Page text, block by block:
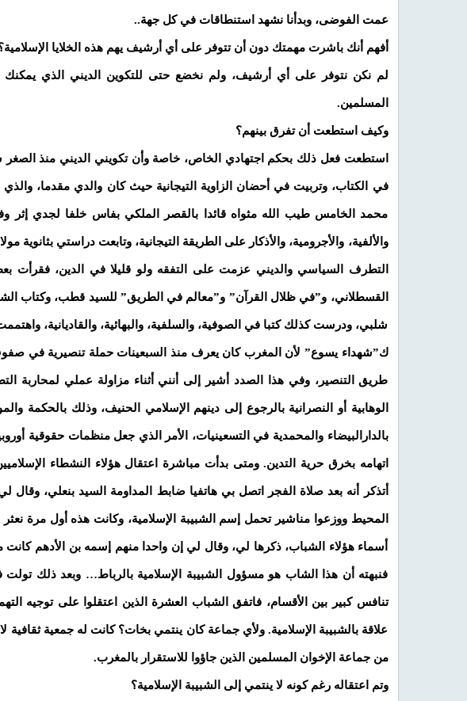
عمت الفوضى، وبدأنا نشهد استنطاقات في كل جهة..
أفهم أنك باشرت مهمتك دون أن تتوفر على أي أرشيف يهم هذه الخلايا
لم نكن نتوفر على أي أرشيف، ولم نخضع حتى للتكوين الديني الذي يمكنك
المسلمين.
وكيف استطعت أن تفرق بينهم؟
استطعت فعل ذلك بحكم اجتهادي الخاص، خاصة وأن تكويني الديني منذ
في الكتاب، وتربيت في أحضان الزاوية التيجانية حيث كان والدي مقدما،
محمد الخامس طيب الله مثواه قائدا بالقصر الملكي بفاس خلفا لجدي إثر
والألفية، والأجرومية، والأذكار على الطريقة التيجانية، وتابعت دراستي
التطرف السياسي والديني عزمت على التفقه ولو قليلا في الدين،
القسطلاني، و”في ظلال القرآن” و”معالم في الطريق” للسيد قطب، وكتاب
شلبي، ودرست كذلك كتبا في الصوفية، والسلفية، والبهائية، والقاديانية،
ك”شهداء يسوع” لأن المغرب كان يعرف منذ السبعينات حملة تنصيرية في
طريق التنصير، وفي هذا الصدد أشير إلى أنني أثناء مزاولة عملي لمحاربة
الوهابية أو النصرانية بالرجوع إلى دينهم الإسلامي الحنيف، وذلك بالحكمة
بالدارالبيضاء والمحمدية في التسعينيات، الأمر الذي جعل منظمات حقوقية
أتذكر أنه بعد صلاة الفجر اتصل بي هاتفيا ضابط المداومة السيد بنعلي،
المحيط ووزعوا مناشير تحمل إسم الشبيبة الإسلامية، وكانت هذه أول مرة
أسماء هؤلاء الشباب، ذكرها لي، وقال لي إن واحدا منهم إسمه بن الأدهم كانت
فنبهته أن هذا الشاب هو مسؤول الشبيبة الإسلامية بالرباط… وبعد ذلك
تنافس كبير بين الأقسام، فاتفق الشباب العشرة الذين اعتقلوا على توجيه
علاقة بالشبيبة الإسلامية. ولأي جماعة كان ينتمي بخات؟ كانت له جمعية ثقافية
من جماعة الإخوان المسلمين الذين جاؤوا للاستقرار بالمغرب.
وتم اعتقاله رغم كونه لا ينتمي إلى الشبيبة الإسلامية؟